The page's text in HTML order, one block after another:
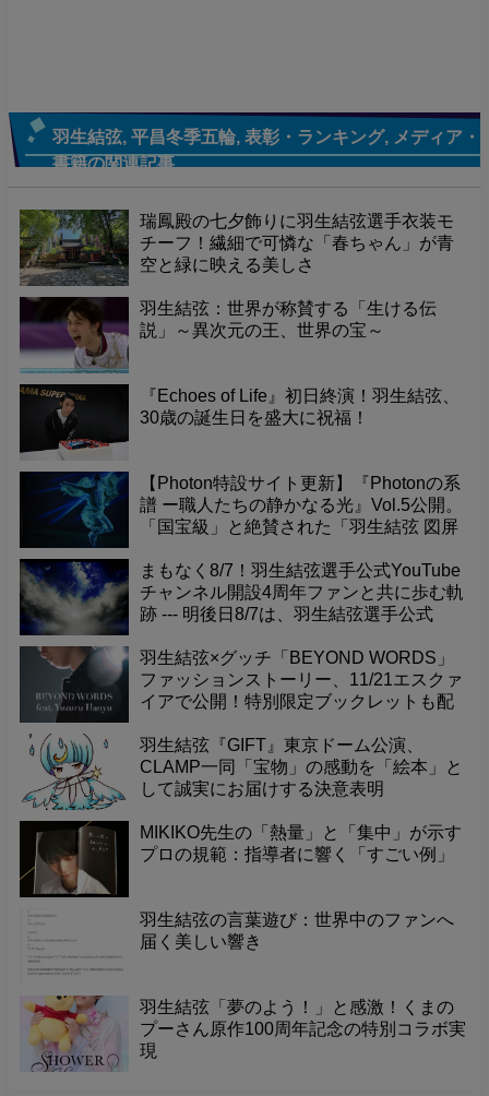
羽生結弦, 平昌冬季五輪, 表彰・ランキング, メディア・
書籍の関連記事
瑞鳳殿の七夕飾りに羽生結弦選手衣装モ
チーフ！繊細で可憐な「春ちゃん」が青
空と緑に映える美しさ
羽生結弦：世界が称賛する「生ける伝
説」～異次元の王、世界の宝～
『Echoes of Life』初日終演！羽生結弦、
30歳の誕生日を盛大に祝福！
【Photon特設サイト更新】『Photonの系
譜 ー職人たちの静かなる光』Vol.5公開。
「国宝級」と絶賛された「羽生結弦 図屏
の真髄を深掘り。
まもなく8/7！羽生結弦選手公式YouTube
チャンネル開設4周年ファンと共に歩む軌
跡 --- 明後日8/7は、羽生結弦選手公式
すべき日です！これまで素晴らしい演技
やメッセージを届けてくれたチャンネル
に感謝の気持ちを込めて、一緒にお祝い
羽生結弦×グッチ「BEYOND WORDS」
ファッションストーリー、11/21エスクァ
イアで公開！特別限定ブックレットも配
羽生結弦『GIFT』東京ドーム公演、
CLAMP一同「宝物」の感動を「絵本」と
して誠実にお届けする決意表明
MIKIKO先生の「熱量」と「集中」が示す
プロの規範：指導者に響く「すごい例」
羽生結弦の言葉遊び：世界中のファンへ
届く美しい響き
羽生結弦「夢のよう！」と感激！くまの
プーさん原作100周年記念の特別コラボ実
現